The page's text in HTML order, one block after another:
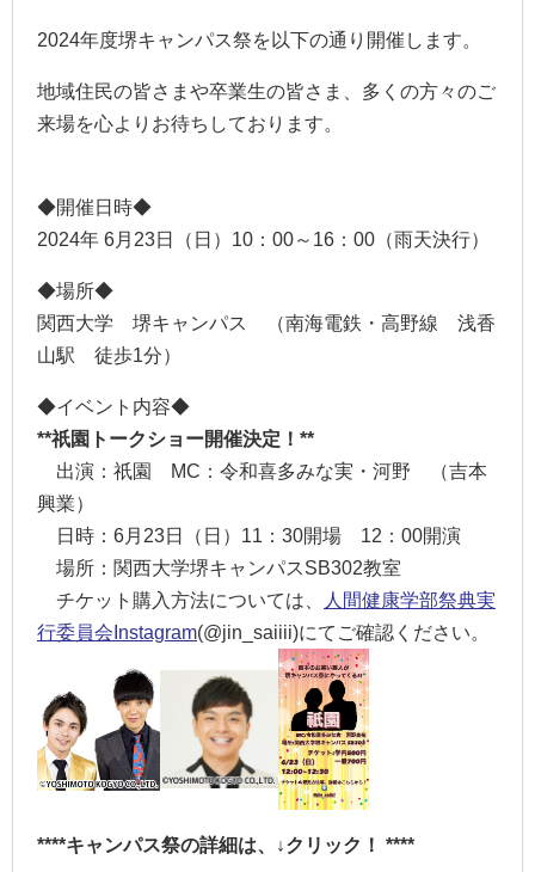
2024年度堺キャンパス祭を以下の通り開催します。
地域住民の皆さまや卒業生の皆さま、多くの方々のご
来場を心よりお待ちしております。
◆開催日時◆
2024年 6月23日（日）10：00～16：00（雨天決行）
◆場所◆
関西大学 堺キャンパス （南海電鉄・高野線 浅香
山駅 徒歩1分）
◆イベント内容◆
**祇園トークショー開催決定！**
出演：祇園 MC：令和喜多みな実・河野 （吉本
興業）
日時：6月23日（日）11：30開場 12：00開演
場所：関西大学堺キャンパスSB302教室
チケット購入方法については、
人間健康学部祭典実
行委員会Instagram(@jin_saiiii)にてご確認ください。
****キャンパス祭の詳細は、↓クリック！ ****